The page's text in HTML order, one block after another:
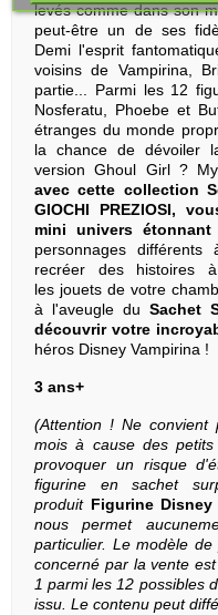
levés comme dans son
peut-être un de ses
Demi l'esprit
voisins de Vampirina,
partie... Parmi les 12
Nosferatu, Phoebe et
étranges du monde
la chance de dévoiler
version Ghoul Girl ?
avec cette collection
GIOCHI PREZIOSI,
mini univers étonnant
personnages
recréer des histoires
les jouets de votre
à l'aveugle du Sachet
découvrir votre
héros Disney Vampirina !
3 ans+
(Attention ! Ne
mois à cause des
provoquer un risque
figurine en sachet
produit Figurine
nous permet
particulier. Le modèle
concerné par la vente
1 parmi les 12 possibles
issu. Le contenu peut